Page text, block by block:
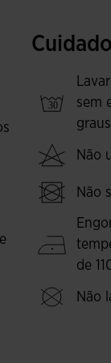
macio e
peça uma
desportivas.
cortes em
básico no
sem
graus
Não
Não
de
Não